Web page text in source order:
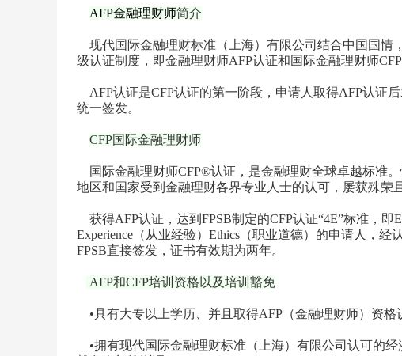
AFP金融理财师简介
现代国际金融理财标准（上海）有限公司结合中国国情
级认证制度，即金融理财师AFP认证和国际金融理财师CFP
AFP认证是CFP认证的第一阶段，申请人取得AFP认证
统一签发。
CFP国际金融理财师
国际金融理财师CFP®认证，是金融理财全球卓越标准
地区和国家受到金融理财各界专业人士的认可，屡获殊荣
获得AFP认证，达到FPSB制定的CFP认证“4E”标准，即
Experience（从业经验）Ethics（职业道德）的申请人，
FPSB直接签发，证书有效期为两年。
AFP和CFP培训资格以及培训豁免
•具有大专以上学历、并且取得AFP（金融理财师）资格
•拥有现代国际金融理财标准（上海）有限公司认可的